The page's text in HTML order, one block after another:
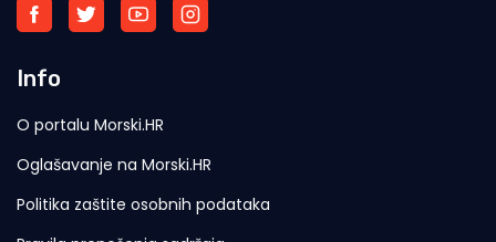
Info
O portalu Morski.HR
Oglašavanje na Morski.HR
Politika zaštite osobnih podataka